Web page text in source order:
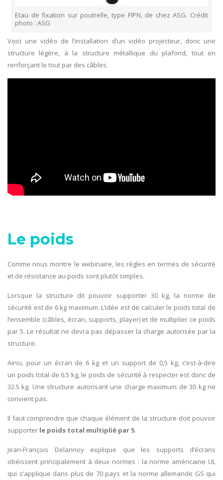
Etau de fixation sur poutrelle, type FIPN, de chez ASG. Crédit
photo : ASG
Voici une vidéo de l’installation d’un vidéo projecteur, donc une
structure légère, à la structure métallique du plafond, tout en
renforçant le tout par des câbles.
Le poids
Comme nous montre le webinaire, les règles en termes de sécurité
et de résistance au poids sont plutôt simples.
Lorsque la structure dit pouvoir supporter 30 kg, la norme de
sécurité est de 6 kg maximum. L’idée est de calculer le poids total de
l’ensemble (câbles, écran, supports, player) et de multiplier ce poids
par 5. Le résultat ne devra pas dépasser la charge autorisée par la
structure.
Ainsi, pour un écran de 6 kg et un support de 0,5 kg, c’est-à-dire
un poids total de 6.5 kg, le poids de sécurité à respecter est donc de
32.5 kg. Une structure autorisant une charge maximum de 30 kg ne
convient pas.
Il faut comprendre que chaque élément de la structure doit pouvoir
supporter le poids total multiplié par 5.
Jean-François Delannoy explique que les supports d’écrans
obéissent principalement à deux normes : la norme américaine UL
qui s’applique dans plus de 70 pays et la norme allemande GS qui